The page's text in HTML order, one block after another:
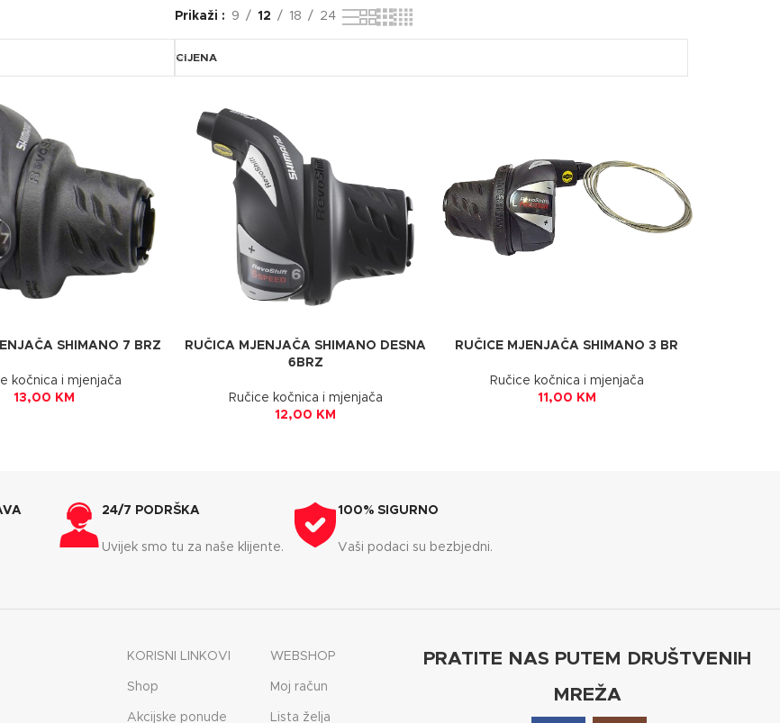
Prikaži 9 12 18 24
CIJENA
SHIMANO 7 BRZ
kočnica i mjenjača
13,00 KM
RUČICA MJENJAČA SHIMANO DESNA
6BRZ
Ručice kočnica i mjenjača
12,00 KM
RUČICE MJENJAČA SHIMANO 3 BR
Ručice kočnica i mjenjača
11,00 KM
24/7 PODRŠKA
Uvijek smo tu za naše klijente.
100% SIGURNO
Vaši podaci su bezbjedni.
KORISNI LINKOVI
Shop
Akcijske ponude
WEBSHOP
Moj račun
Lista želja
PRATITE NAS PUTEM DRUŠTVENIH
MREŽA